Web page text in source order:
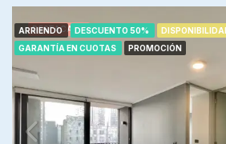
DESTACADA
ARRIENDO DESCUENTO 50%
GARANTÍA EN CUOTAS
PROMOCIÓN